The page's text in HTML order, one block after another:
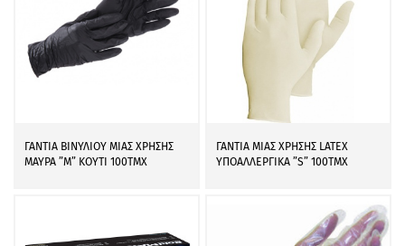
ΓΑΝΤΙΑ ΒΙΝΥΛΙΟΥ ΜΙΑΣ ΧΡΗΣΗΣ
ΜΑΥΡΑ ”M” ΚΟΥΤΙ 100ΤΜΧ
ΓΑΝΤΙΑ ΜΙΑΣ ΧΡΗΣΗΣ LATEX
ΥΠΟΑΛΛΕΡΓΙΚΑ ”S” 100ΤΜΧ